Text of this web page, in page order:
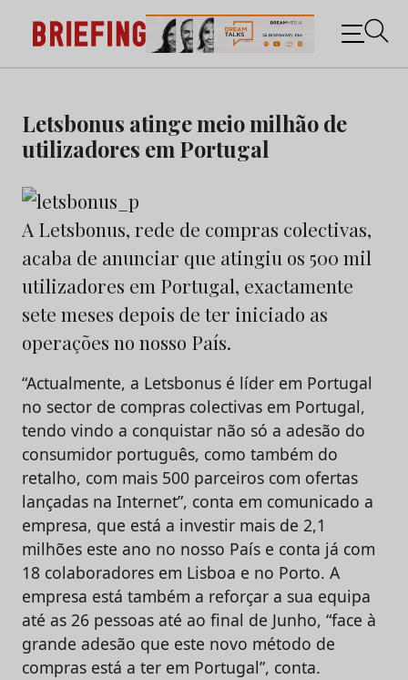
content
Briefing: Todas as notícias sobre os negócios do
Marketing e da Publicidade
Letsbonus atinge meio milhão de
utilizadores em Portugal
A Letsbonus, rede de compras colectivas,
acaba de anunciar que atingiu os 500 mil
utilizadores em Portugal, exactamente
sete meses depois de ter iniciado as
operações no nosso País.
“Actualmente, a Letsbonus é líder em Portugal
no sector de compras colectivas em Portugal,
tendo vindo a conquistar não só a adesão do
consumidor português, como também do
retalho, com mais 500 parceiros com ofertas
lançadas na Internet”, conta em comunicado a
empresa, que está a investir mais de 2,1
milhões este ano no nosso País e conta já com
18 colaboradores em Lisboa e no Porto. A
empresa está também a reforçar a sua equipa
até as 26 pessoas até ao final de Junho, “face à
grande adesão que este novo método de
compras está a ter em Portugal”, conta.